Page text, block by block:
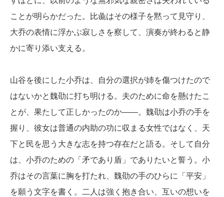
ことが明らかだった。比彘はその様子を黙って見守り、
大乔の表情に浮かぶ寂しさを察して、演奏が終わると静
かに寄り添い支える。
山谷を後にした小乔は、自分の選択が姉を傷つけたので
はないかと魏劭に打ち明ける。夫のために命を懸けたこ
とが、果たして正しかったのか——。魏劭は小乔の手を
握り、彼女は普通の内助の功に収まる女性ではなく、天
下と民を思う大きな志を持つ存在だと語る。そして自分
は、小乔のための「矛であり盾」でありたいと誓う。小
乔はその言葉に胸を打たれ、魏劭の手のひらに「平安」
を願う文字を書く。二人は強く抱き合い、互いの想いを